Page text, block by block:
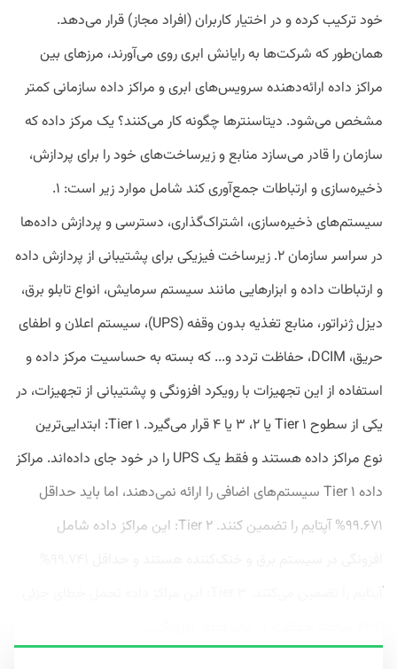
خود ترکیب کرده و در اختیار کاربران (افراد مجاز) قرار می‌دهد.
همان‌طور که شرکت‌ها به رایانش ابری روی می‌آورند، مرزهای بین
مراکز داده ارائه‌دهنده سرویس‌های ابری و مراکز داده سازمانی کمتر
مشخص می‌شود. دیتاسنترها چگونه کار می‌کنند؟ یک مرکز داده که
سازمان را قادر می‌سازد منابع و زیرساخت‌های خود را برای پردازش،
ذخیره‌سازی و ارتباطات جمع‌آوری کند شامل موارد زیر است: ۱.
سیستم‌های ذخیره‌سازی، اشتراک‌گذاری، دسترسی و پردازش داده‌ها
در سراسر سازمان ۲. زیرساخت فیزیکی برای پشتیبانی از پردازش داده
و ارتباطات داده و ابزارهایی مانند سیستم سرمایش، انواع تابلو برق،
دیزل ژنراتور، منابع تغذیه بدون وقفه (UPS)، سیستم اعلان و اطفای
حریق، DCIM، حفاظت تردد و... که بسته به حساسیت مرکز داده و
استفاده از این تجهیزات با رویکرد افزونگی و پشتیبانی از تجهیزات، در
یکی از سطوح Tier ۱ یا ۲، ۳ یا ۴ قرار می‌گیرد. Tier ۱: ابتدایی‌ترین
نوع مراکز داده هستند و فقط یک UPS را در خود جای داده‌اند. مراکز
داده Tier ۱ سیستم‌های اضافی را ارائه نمی‌دهند، اما باید حداقل
۹۹.۶۷۱% آپتایم را تضمین کنند. Tier ۲: این مراکز داده شامل